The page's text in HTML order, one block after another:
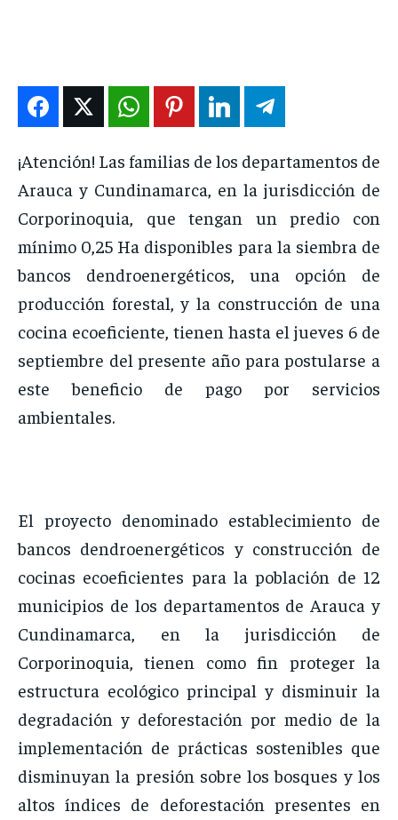
EN VIVO
INSTITUCIONAL
PUATE CON NOSOTROS
EN VIVO
INSTITUCIONAL
PUATE CON NOSOTROS
EN VIVO
INSTITUCIONAL
PUATE CON NOSOTROS
EN VIVO
INSTITUCIONAL
PUATE CON NOSOTROS
¡Atención! Las familias de los departamentos de
Arauca y Cundinamarca, en la jurisdicción de
Corporinoquia, que tengan un predio con
mínimo 0,25 Ha disponibles para la siembra de
bancos dendroenergéticos, una opción de
producción forestal, y la construcción de una
cocina ecoeficiente, tienen hasta el jueves 6 de
septiembre del presente año para postularse a
este beneficio de pago por servicios
ambientales.
El proyecto denominado establecimiento de
bancos dendroenergéticos y construcción de
cocinas ecoeficientes para la población de 12
municipios de los departamentos de Arauca y
Cundinamarca, en la jurisdicción de
Corporinoquia, tienen como fin proteger la
estructura ecológico principal y disminuir la
degradación y deforestación por medio de la
implementación de prácticas sostenibles que
disminuyan la presión sobre los bosques y los
altos índices de deforestación presentes en